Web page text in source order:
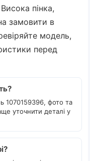
пінка,
замовити в
модель,
перед
1070159396, фото та
уточнити деталі у